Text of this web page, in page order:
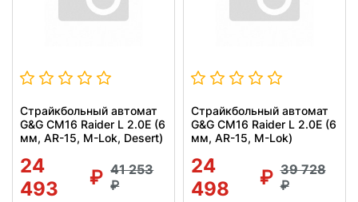
Страйкбольный автомат
G&G CM16 Raider L 2.0E (6
мм, AR-15, M-Lok, Desert)
24
493
41 253
Страйкбольный автомат
G&G CM16 Raider L 2.0E (6
мм, AR-15, M-Lok)
24
498
39 728